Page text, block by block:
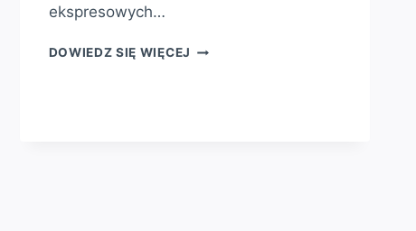
ekspresowych…
DOWIEDZ SIĘ WIĘCEJ ZALETY